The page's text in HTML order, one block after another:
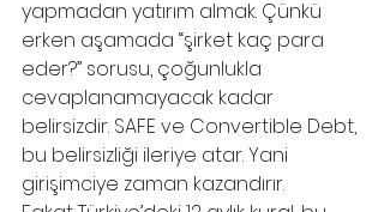
yapmadan yatırım almak. Çünkü
erken aşamada “şirket kaç para
eder?” sorusu, çoğunlukla
cevaplanamayacak kadar
belirsizdir. SAFE ve Convertible Debt,
bu belirsizliği ileriye atar. Yani
girişimciye zaman kazandırır.